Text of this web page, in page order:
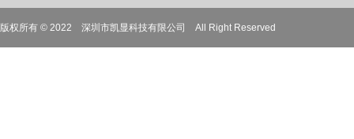
版权所有 © 2022 深圳市凯显科技有限公司 All Right Reserved